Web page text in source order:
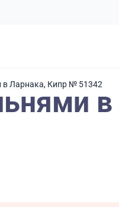
в Ларнака, Кипр № 51342